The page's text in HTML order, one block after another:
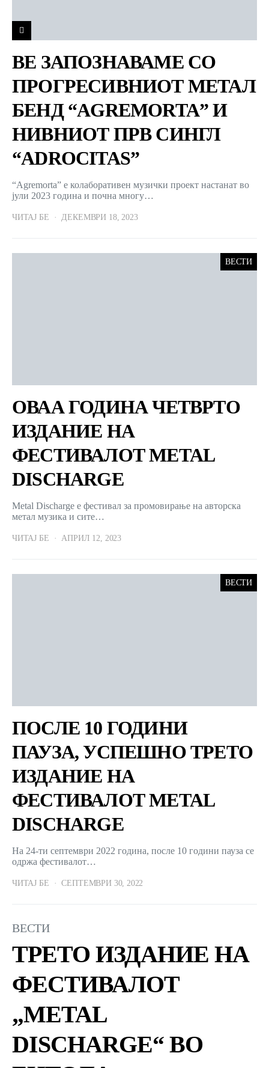
ВЕ ЗАПОЗНАВАМЕ СО
ПРОГРЕСИВНИОТ МЕТАЛ
БЕНД “AGREMORTA” И
НИВНИОТ ПРВ СИНГЛ
“ADROCITAS”
“Agremorta” е колаборативен музички проект настанат во
јули 2023 година и почна многу…
ЧИТАЈ БЕ ДЕКЕМВРИ 18, 2023
ВЕСТИ
ОВАА ГОДИНА ЧЕТВРТО
ИЗДАНИЕ НА
ФЕСТИВАЛОТ METAL
DISCHARGE
Metal Discharge е фестивал за промовирање на авторска
метал музика и сите…
ЧИТАЈ БЕ АПРИЛ 12, 2023
ВЕСТИ
ПОСЛЕ 10 ГОДИНИ
ПАУЗА, УСПЕШНО ТРЕТО
ИЗДАНИЕ НА
ФЕСТИВАЛОТ METAL
DISCHARGE
На 24-ти септември 2022 година, после 10 години пауза се
одржа фестивалот…
ЧИТАЈ БЕ СЕПТЕМВРИ 30, 2022
ВЕСТИ
ТРЕТО ИЗДАНИЕ НА
ФЕСТИВАЛОТ
„METAL
DISCHARGE“ ВО